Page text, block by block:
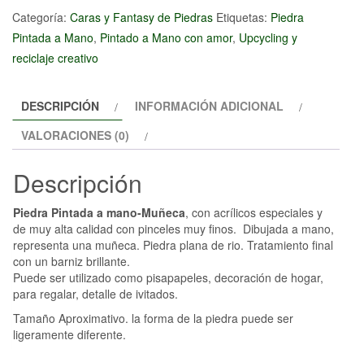
a
mano-
Muñeca
cantidad
Categoría: Caras y Fantasy de Piedras Etiquetas: Piedra
Pintada a Mano, Pintado a Mano con amor, Upcycling y
reciclaje creativo
DESCRIPCIÓN
INFORMACIÓN ADICIONAL
VALORACIONES (0)
Descripción
Piedra Pintada a mano-Muñeca, con acrílicos especiales y
de muy alta calidad con pinceles muy finos. Dibujada a mano,
representa una muñeca. Piedra plana de rio. Tratamiento final
con un barniz brillante.
Puede ser utilizado como pisapapeles, decoración de hogar,
para regalar, detalle de ivitados.
Tamaño Aproximativo. la forma de la piedra puede ser
ligeramente diferente.